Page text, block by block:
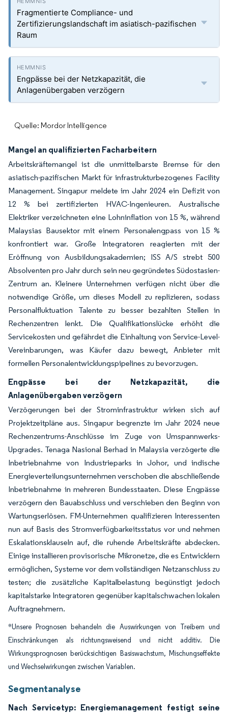
Fragmentierte Compliance- und
Zertifizierungslandschaft im asiatisch-pazifischen
Raum
Engpässe bei der Netzkapazität, die
Anlagenübergaben verzögern
Quelle: Mordor Intelligence
Mangel an qualifizierten Facharbeitern
Arbeitskräftemangel ist die unmittelbarste Bremse für den
asiatisch-pazifischen Markt für infrastrukturbezogenes Facility
Management. Singapur meldete im Jahr 2024 ein Defizit von
12 % bei zertifizierten HVAC-Ingenieuren. Australische
Elektriker verzeichneten eine Lohninflation von 15 %, während
Malaysias Bausektor mit einem Personalengpass von 15 %
konfrontiert war. Große Integratoren reagierten mit der
Eröffnung von Ausbildungsakademien; ISS A/S strebt 500
Absolventen pro Jahr durch sein neu gegründetes Südostasien-
Zentrum an. Kleinere Unternehmen verfügen nicht über die
notwendige Größe, um dieses Modell zu replizieren, sodass
Personalfluktuation Talente zu besser bezahlten Stellen in
Rechenzentren lenkt. Die Qualifikationslücke erhöht die
Servicekosten und gefährdet die Einhaltung von Service-Level-
Vereinbarungen, was Käufer dazu bewegt, Anbieter mit
formellen Personalentwicklungspipelines zu bevorzugen.
Engpässe bei der Netzkapazität, die
Anlagenübergaben verzögern
Verzögerungen bei der Strominfrastruktur wirken sich auf
Projektzeitpläne aus. Singapur begrenzte im Jahr 2024 neue
Rechenzentrums-Anschlüsse im Zuge von Umspannwerks-
Upgrades. Tenaga Nasional Berhad in Malaysia verzögerte die
Inbetriebnahme von Industrieparks in Johor, und indische
Energieverteilungsunternehmen verschoben die abschließende
Inbetriebnahme in mehreren Bundesstaaten. Diese Engpässe
verzögern den Bauabschluss und verschieben den Beginn von
Wartungserlösen. FM-Unternehmen qualifizieren Interessenten
nun auf Basis des Stromverfügbarkeitsstatus vor und nehmen
Eskalationsklauseln auf, die ruhende Arbeitskräfte abdecken.
Einige installieren provisorische Mikronetze, die es Entwicklern
ermöglichen, Systeme vor dem vollständigen Netzanschluss zu
testen; die zusätzliche Kapitalbelastung begünstigt jedoch
kapitalstarke Integratoren gegenüber kapitalschwachen lokalen
Auftragnehmern.
*Unsere Prognosen behandeln die Auswirkungen von Treibern und
Einschränkungen als richtungsweisend und nicht additiv. Die
Wirkungsprognosen berücksichtigen Basiswachstum, Mischungseffekte
und Wechselwirkungen zwischen Variablen.
Segmentanalyse
Nach Servicetyp: Energiemanagement festigt seine